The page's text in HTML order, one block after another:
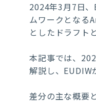
2024年3月7日
ムワークとなる
としたドラフト
本記事では、
解説し、EUDIW
差分の主な概要